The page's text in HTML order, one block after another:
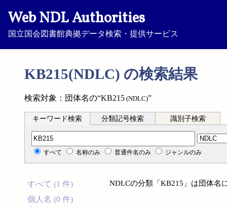
Web NDL Authorities
国立国会図書館典拠データ検索・提供サービス
KB215(NDLC) の検索結果
検索対象：団体名の“KB215 (NDLC)”
キーワード検索 分類記号検索 識別子検索
分類記号検索
すべて 名称のみ 普通件名のみ ジャンルのみ
すべて (1 件)
個人名 (0 件)
NDLCの分類「KB215」は団体名